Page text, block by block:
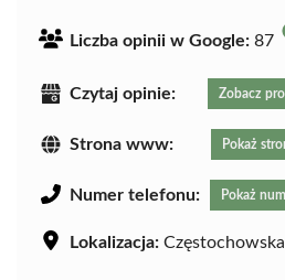
Liczba opinii w Google: 87
Czytaj opinie: Zobacz
Strona www: Pokaż
Numer telefonu: Pokaż
Lokalizacja: